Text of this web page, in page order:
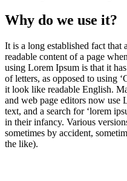
Why do we use it?
It is a long established fact that
readable content of a page
using Lorem Ipsum is that it
of letters, as opposed to using
it look like readable English.
and web page editors now use
text, and a search for ‘lorem
in their infancy. Various
sometimes by accident,
the like).